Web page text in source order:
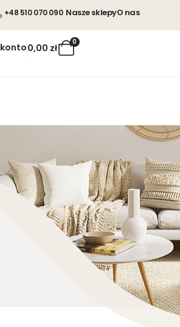
+48 510 070 090 Nasze sklepyO nas
0
0,00 zł